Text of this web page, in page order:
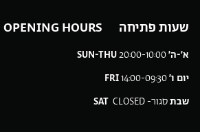
שעות פתיחה OPENING HOURS
א׳-ה׳20:00-10:00
SUN-THU
יום ו׳14:00-09:30
FRI
שבתסגור- SAT CLOSED